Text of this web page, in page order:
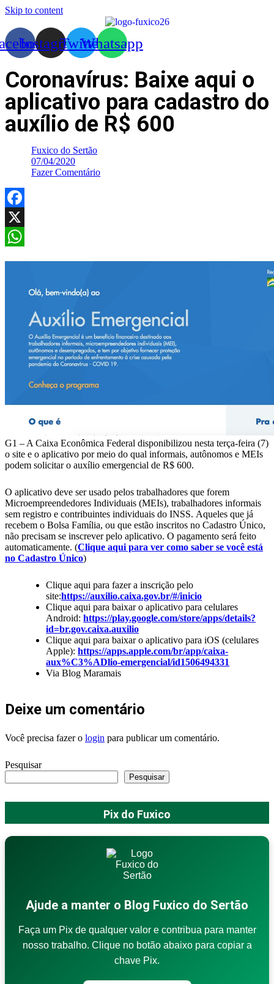
Skip to content
InstagramTwitterWhatsapp
Coronavírus: Baixe aqui o
aplicativo para cadastro do
auxílio de R$ 600
Fuxico do Sertão
07/04/2020
Fazer Comentário
Facebook
X
G1 – A Caixa Econômica Federal disponibilizou nesta terça-feira (7)
o site e o aplicativo por meio do qual informais, autônomos e MEIs
podem solicitar o auxílio emergencial de R$ 600.
O aplicativo deve ser usado pelos trabalhadores que forem
Microempreendedores Individuais (MEIs), trabalhadores informais
sem registro e contribuintes individuais do INSS. Aqueles que já
recebem o Bolsa Família, ou que estão inscritos no Cadastro Único,
não precisam se inscrever pelo aplicativo. O pagamento será feito
automaticamente. (Clique aqui para ver como saber se você está
no Cadastro Único)
Clique aqui para fazer a inscrição pelo
site:https://auxilio.caixa.gov.br/#/inicio
Clique aqui para baixar o aplicativo para celulares
Android:https://play.google.com/store/apps/details?
id=br.gov.caixa.auxilio
Clique aqui para baixar o aplicativo para iOS (celulares
Apple):https://apps.apple.com/br/app/caixa-
aux%C3%ADlio-emergencial/id1506494331
Via Blog Maramais
Deixe um comentário
Você precisa fazer o login para publicar um comentário.
Pesquisar
Pesquisar
Pix do Fuxico
Ajude a manter o Blog Fuxico do Sertão
Faça um Pix de qualquer valor e contribua para manter
nosso trabalho. Clique no botão abaixo para copiar a
chave Pix.